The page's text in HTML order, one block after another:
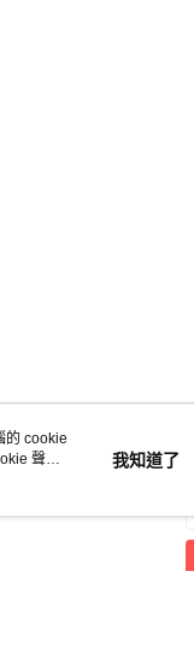
的 cookie
聲明
我知道了